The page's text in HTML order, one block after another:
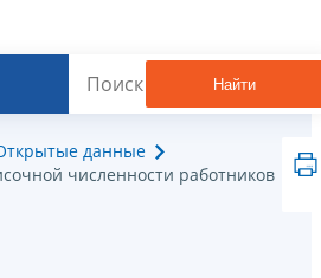
Найти
данные
численности работников